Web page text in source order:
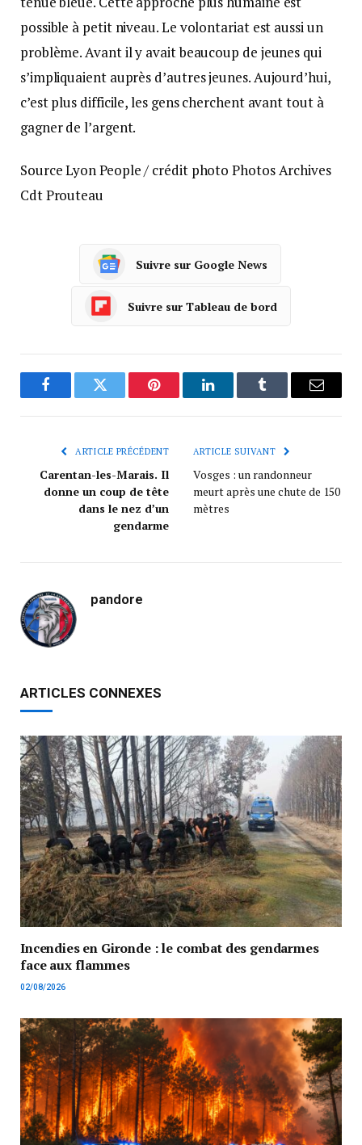
possible à petit niveau. Le volontariat est aussi un
problème. Avant il y avait beaucoup de jeunes qui
s’impliquaient auprès d’autres jeunes. Aujourd’hui,
c’est plus difficile, les gens cherchent avant tout à
gagner de l’argent.
Source Lyon People / crédit photo Photos Archives
Cdt Prouteau
Suivre sur Google News
Suivre sur Tableau de bord
FacebookTwitter Pinterest LinkedInTumblr
ARTICLE PRÉCÉDENT
Carentan-les-Marais. Il
donne un coup de tête
dans le nez d’un
gendarme
ARTICLE SUIVANT
Vosges : un randonneur
meurt après une chute de 150
mètres
pandore
ARTICLES CONNEXES
Incendies en Gironde : le combat des gendarmes
face aux flammes
02/08/2026